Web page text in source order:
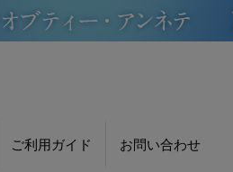
ご利用ガイド お問い合わせ